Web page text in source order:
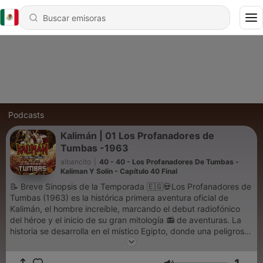
Podcasts
Kalimán | 01 Los Profanadores de
Tumbas -1963
albancito
40 - 40 - Los Profanadores De Tumbas -
Kaliman Y Solín - Capítulo 40 Final
📝 Breve Sinopsis de la Temporada 🇪🇬💀Los Profanadores de
Tumbas (1963) es la histórica primera aventura oficial de
Kalimán, el hombre increíble, marcando el debut radiofónico
del héroe y el inicio de su gran mitología 📻 de aventuras. La
historia se desarrolla en el místico Egipto, donde una peligrosa
banda internacional de saqueadores viola la paz de los